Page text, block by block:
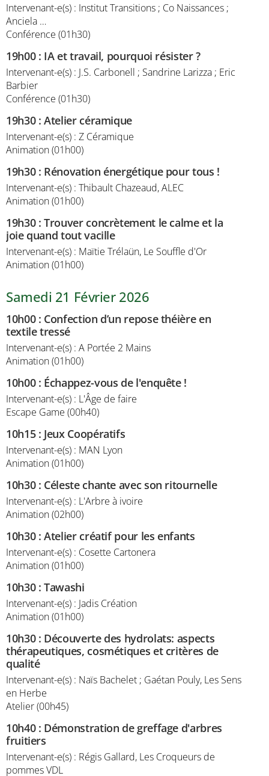
Intervenant-e(s) : Institut Transitions ; Co Naissances ;
Anciela …
Conférence (01h30)
19h00: IA et travail, pourquoi résister ?
Intervenant-e(s) : J.S. Carbonell ; Sandrine Larizza ; Eric
Barbier
Conférence (01h30)
19h30:Atelier céramique
Intervenant-e(s) : Z Céramique
Animation (01h00)
19h30: Rénovation énergétique pour tous !
Intervenant-e(s) : Thibault Chazeaud, ALEC
Animation (01h00)
19h30:Trouver concrètement le calme et la
joie quand tout vacille
Intervenant-e(s) : Maïtie Trélaün, Le Souffle d'Or
Animation (01h00)
Samedi 21 Février 2026
10h00: Confection d’un repose théière en
textile tressé
Intervenant-e(s) : A Portée 2 Mains
Animation (01h00)
10h00: Échappez-vous de l'enquête !
Intervenant-e(s) : L'Âge de faire
Escape Game (00h40)
10h15: Jeux Coopératifs
Intervenant-e(s) : MAN Lyon
Animation (01h00)
10h30: Céleste chante avec son ritournelle
Intervenant-e(s) : L'Arbre à ivoire
Animation (02h00)
10h30:Atelier créatif pour les enfants
Intervenant-e(s) : Cosette Cartonera
Animation (01h00)
10h30:Tawashi
Intervenant-e(s) : Jadis Création
Animation (01h00)
10h30: Découverte des hydrolats: aspects
thérapeutiques, cosmétiques et critères de
qualité
Intervenant-e(s) : Naïs Bachelet ; Gaétan Pouly, Les Sens
en Herbe
Atelier (00h45)
10h40: Démonstration de greffage d'arbres
fruitiers
Intervenant-e(s) : Régis Gallard, Les Croqueurs de
pommes VDL